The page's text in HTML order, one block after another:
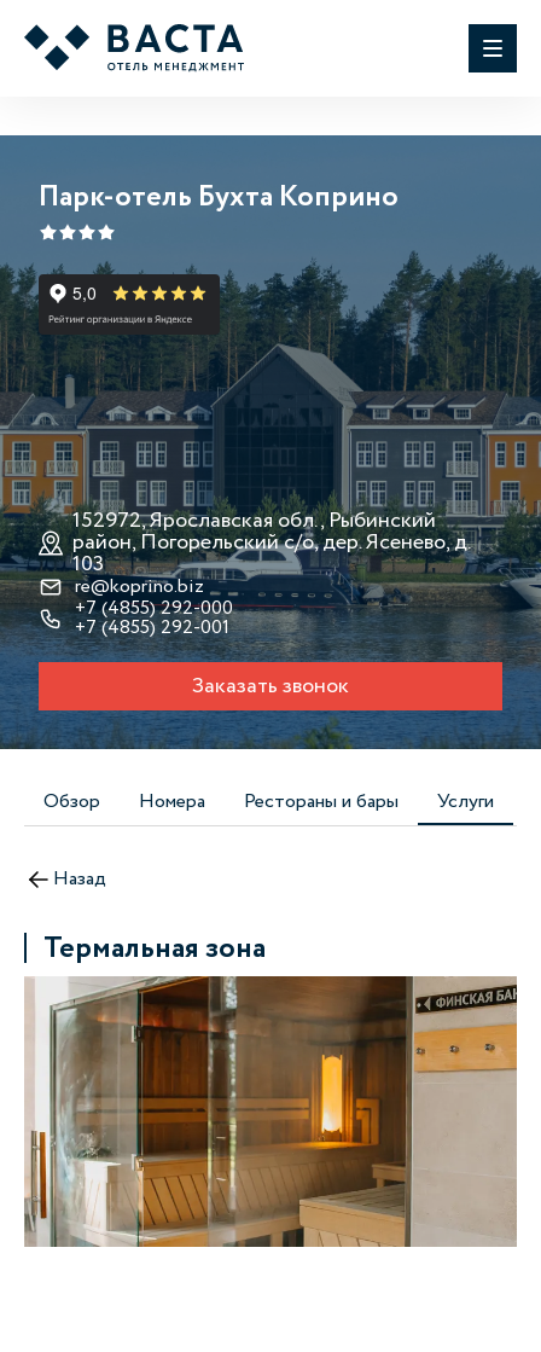
Парк-отель Бухта Коприно
152972, Ярославская обл., Рыбинский
район, Погорельский с/о, дер. Ясенево, д.
103
re@koprino.biz
+7 (4855) 292-000
+7 (4855) 292-001
Заказать звонок
Обзор Номера Рестораны и бары Услуги
Назад
Термальная зона